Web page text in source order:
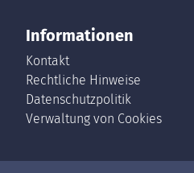
Informationen
Kontakt
Rechtliche Hinweise
Datenschutzpolitik
Verwaltung von Cookies